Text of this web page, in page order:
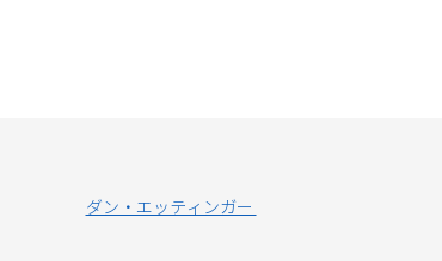
ダン・エッティンガー